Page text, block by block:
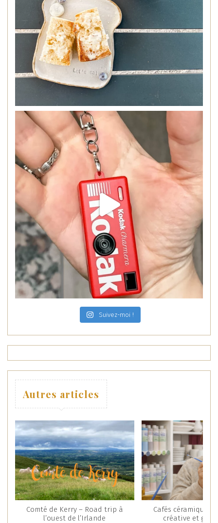
Suivez-moi !
Autres articles
Comté de Kerry – Road trip à
l’ouest de l’Irlande
Cafés céramique :
créative et